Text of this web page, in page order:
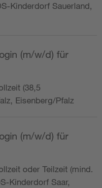
Kinderdorf Sauerland,
(m/w/d) für
(38,5
Eisenberg/Pfalz
(m/w/d) für
oder Teilzeit (mind.
Kinderdorf Saar,